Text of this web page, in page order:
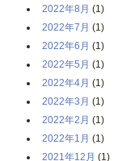
2022年8月 (1)
2022年7月 (1)
2022年6月 (1)
2022年5月 (1)
2022年4月 (1)
2022年3月 (1)
2022年2月 (1)
2022年1月 (1)
2021年12月 (1)